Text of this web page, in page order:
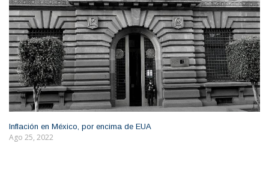
Inflación en México, por encima de EUA
Ago 25, 2022